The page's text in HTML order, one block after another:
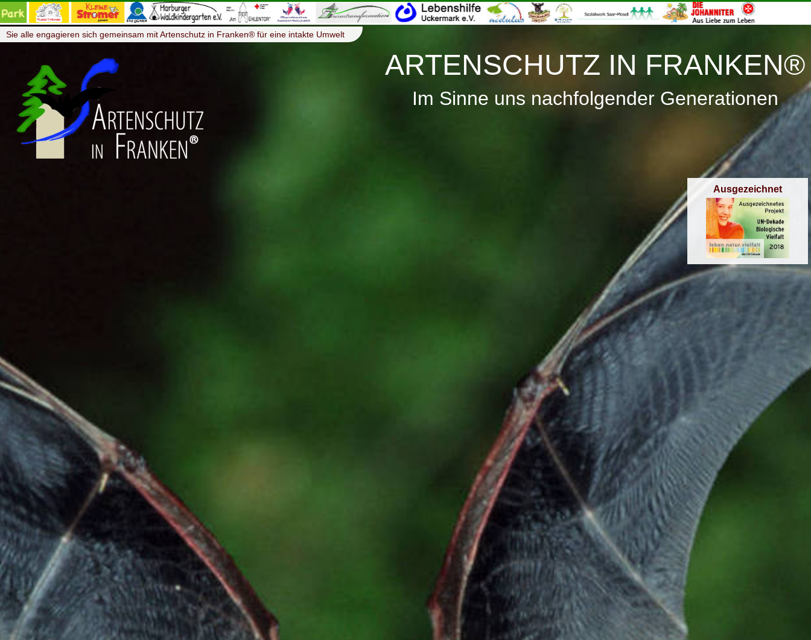
Sie alle engagieren sich gemeinsam mit Artenschutz in Franken® für eine intakte Umwelt
ARTENSCHUTZ IN FRANKEN®
Im Sinne uns nachfolgender Generationen
Ausgezeichnet